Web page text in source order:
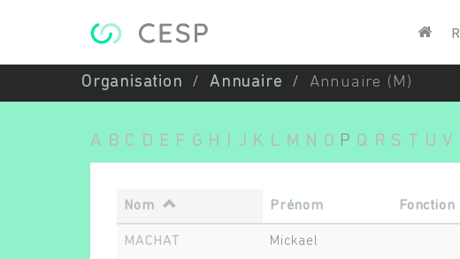
Organisation Annuaire Annuaire (M)
A B C D E F G H J K L M N O P Q R S T U V
Nom Prénom Fonction
MACHAT Mickael